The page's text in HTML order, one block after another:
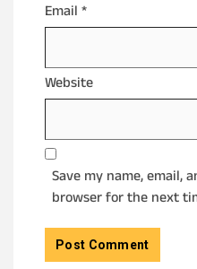
Email *
Website
Save my name, email,
browser for the next